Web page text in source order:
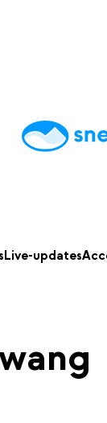
Accommodaties
Live-updates